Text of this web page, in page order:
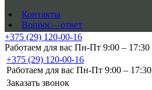
Контакты
Вопрос—ответ
+375 (29) 120-00-16
Работаем для вас Пн-Пт 9:00 – 17:30
+375 (29) 120-00-16
Работаем для вас Пн-Пт 9:00 – 17:30
Заказать звонок